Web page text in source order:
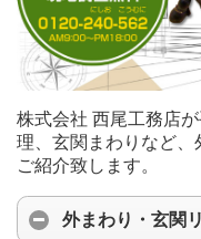
株式会社 西尾工務店
理、玄関まわりなど、
ご紹介致します。
外まわり・玄関